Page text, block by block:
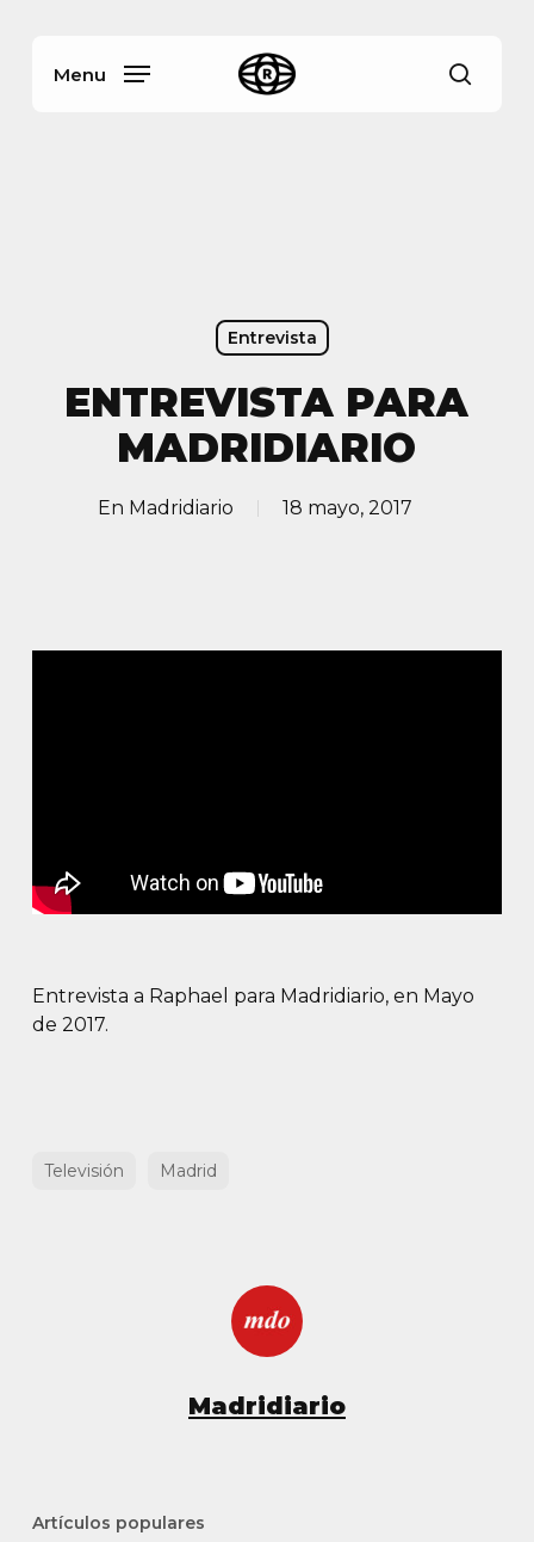
Menu
Entrevista
ENTREVISTA PARA
MADRIDIARIO
En Madridiario 18 mayo, 2017
Entrevista a Raphael para Madridiario, en Mayo
de 2017.
Televisión Madrid
Madridiario
Artículos populares